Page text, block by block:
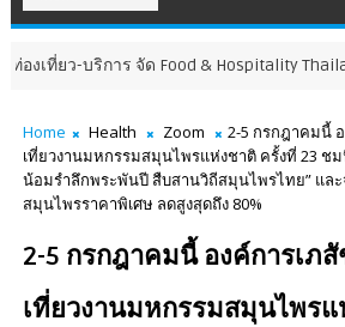
ด Food & Hospitality Thailand 2026 เชื่อม
Home Health Zoom
2-5 กรกฎาคมนี้
เที่ยวงานมหกรรมสมุนไพรแห่งชาติ ครั้งที่ 23 ช
น้อมรำลึกพระพันปี สืบสานวิถีสมุนไพรไทย” แ
สมุนไพรราคาพิเศษ ลดสูงสุดถึง 80%
2-5 กรกฎาคมนี้ องค์การเภ
เที่ยวงานมหกรรมสมุนไพร